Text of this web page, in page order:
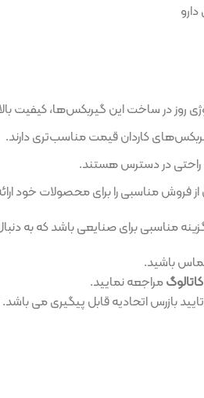
این گیربکس‌ها، کیفیت بالای آنها را
قیمت مناسب‌تری دارند.
هستند.
را برای محصولات خود ارائه می‌دهد.
برای صنایعی باشد که به دنبال گیربکس
نمایید.